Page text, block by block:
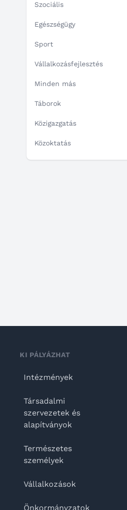
Szociális
Egészségügy
Sport
Vállalkozásfejlesztés
Minden más
Táborok
Közigazgatás
Közoktatás
KI PÁLYÁZHAT
Intézmények
Társadalmi
szervezetek és
alapítványok
Természetes
személyek
Vállalkozások
Önkormányzatok